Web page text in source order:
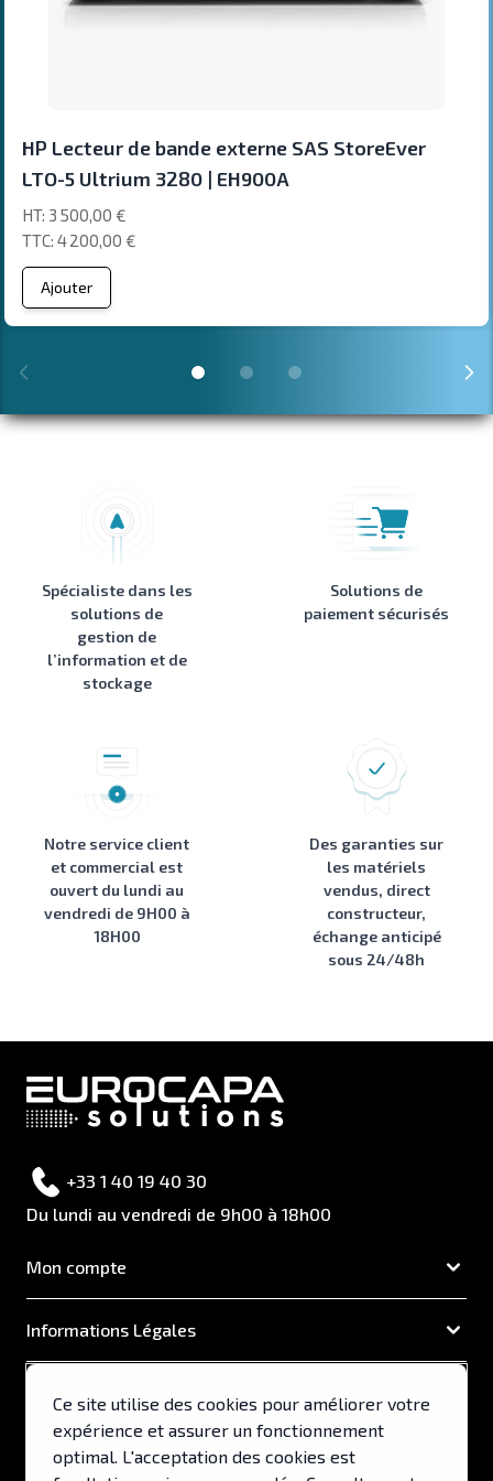
HP Lecteur de bande externe SAS StoreEver
LTO-5 Ultrium 3280 | EH900A
4 200,00 €
3 500,00 €
Ajouter
Spécialiste dans les
solutions de
gestion de
l’information et de
stockage
Solutions de
paiement sécurisés
Notre service client
et commercial est
ouvert du lundi au
vendredi de 9H00 à
18H00
Des garanties sur
les matériels
vendus, direct
constructeur,
échange anticipé
sous 24/48h
+33 1 40 19 40 30
Du lundi au vendredi de 9h00 à 18h00
Mon compte
Informations Légales
Support & Services
Ce site utilise des cookies pour améliorer votre
expérience et assurer un fonctionnement
optimal. L'acceptation des cookies est